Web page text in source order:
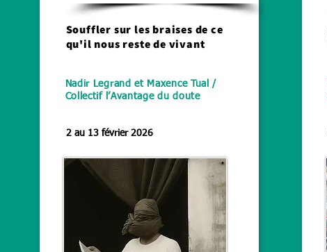
Souffler sur les braises de ce
qu'il nous reste de vivant
Nadir Legrand et Maxence Tual /
Collectif l’Avantage du doute
2 au 13 février 2026